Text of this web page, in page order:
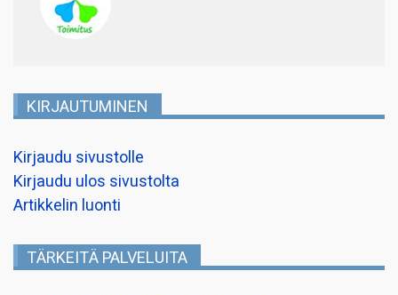
KIRJAUTUMINEN
Kirjaudu sivustolle
Kirjaudu ulos sivustolta
Artikkelin luonti
TÄRKEITÄ PALVELUITA